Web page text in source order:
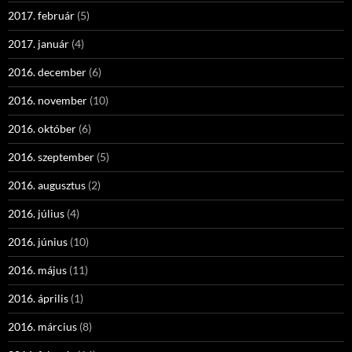
2017. február (5)
2017. január (4)
2016. december (6)
2016. november (10)
2016. október (6)
2016. szeptember (5)
2016. augusztus (2)
2016. július (4)
2016. június (10)
2016. május (11)
2016. április (1)
2016. március (8)